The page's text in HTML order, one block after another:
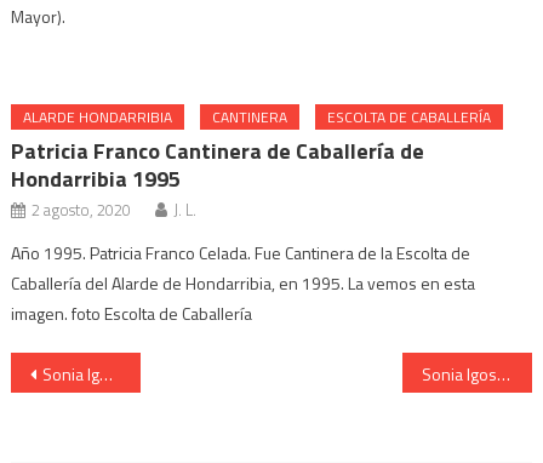
Mayor).
ALARDE HONDARRIBIA CANTINERA ESCOLTA DE CABALLERÍA
Patricia Franco Cantinera de Caballería de
Hondarribia 1995
2 agosto, 2020 J. L.
Año 1995. Patricia Franco Celada. Fue Cantinera de la Escolta de
Caballería del Alarde de Hondarribia, en 1995. La vemos en esta
imagen. foto Escolta de Caballería
Navegación
Sonia Igos, Cantinera de la Compañía Gora Gazteak, sonriendo, 2015 Sonia Igos, Cantinera de la Compañía Gora Gazteak, brindis, 2015